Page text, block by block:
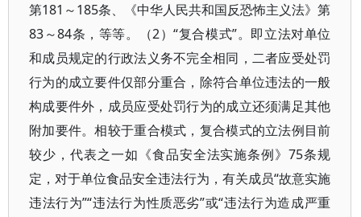
第181～185条、《中华人民共和国反恐怖主义法》第
83～84条，等等。（2）“复合模式”。即立法对单位
和成员规定的行政法义务不完全相同，二者应受处罚
行为的成立要件仅部分重合，除符合单位违法的一般
构成要件外，成员应受处罚行为的成立还须满足其他
附加要件。相较于重合模式，复合模式的立法例目前
较少，代表之一如《食品安全法实施条例》75条规
定，对于单位食品安全违法行为，有关成员“故意实施
违法行为”“违法行为性质恶劣”或“违法行为造成严重